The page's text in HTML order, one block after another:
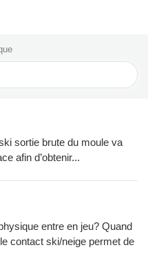
sortie brute du moule va
afin d’obtenir...
entre en jeu? Quand
contact ski/neige permet de